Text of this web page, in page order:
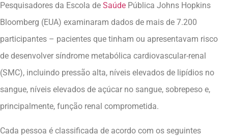
Pesquisadores da Escola de Saúde Pública Johns Hopkins
Bloomberg (EUA) examinaram dados de mais de 7.200
participantes – pacientes que tinham ou apresentavam risco
de desenvolver síndrome metabólica cardiovascular-renal
(SMC), incluindo pressão alta, níveis elevados de lipídios no
sangue, níveis elevados de açúcar no sangue, sobrepeso e,
principalmente, função renal comprometida.
Cada pessoa é classificada de acordo com os seguintes